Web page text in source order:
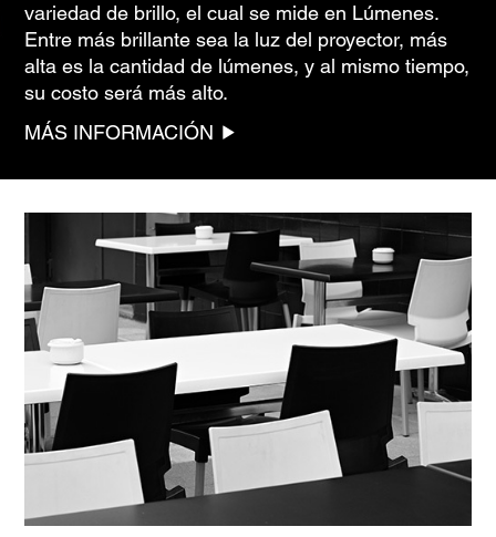
variedad de brillo, el cual se mide en Lúmenes.
Entre más brillante sea la luz del proyector, más
alta es la cantidad de lúmenes, y al mismo tiempo,
su costo será más alto.
MÁS INFORMACIÓN